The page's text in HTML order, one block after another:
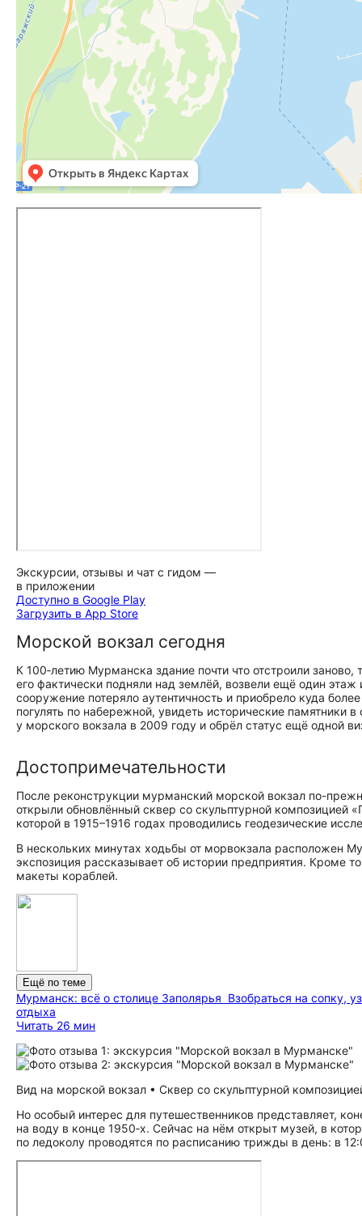
Экскурсии, отзывы и чат с гидом —
в приложении
Доступно в Google Play
Загрузить в App Store
Морской вокзал сегодня
К 100‑летию Мурманска здание почти что отстроили
его фактически подняли над землёй, возвели ещё один
сооружение потеряло аутентичность и приобрело куда
погулять по набережной, увидеть исторические памятники
у морского вокзала в 2009 году и обрёл статус ещё одной
До­сто­при­ме­ча­тель­но­сти
После реконструкции мурманский морской вокзал по-
открыли обновлённый сквер со скульптурной композицией
которой в 1915–1916 годах проводились геодезические
В нескольких минутах ходьбы от морвокзала расположен
экспозиция рассказывает об истории предприятия.
макеты кораблей.
Ещё по теме
Мурманск: всё о столице Заполярья Взобраться на сопку,
отдыха
Читать 26 мин
Вид на морской вокзал • Сквер со скульптурной
Но особый интерес для путешественников представляет,
на воду в конце 1950‑х. Сейчас на нём открыт музей, в
по ледоколу проводятся по расписанию трижды в день: в